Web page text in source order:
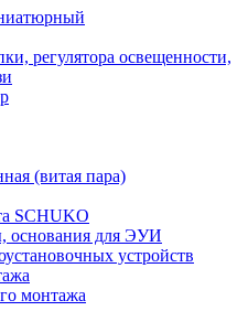
регулятора освещенности,
(витая пара)
SCHUKO
основания для ЭУИ
устройств
монтажа